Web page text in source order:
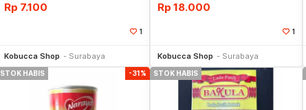
Rp 7.100
1
Kobucca Shop Surabaya
Rp 18.000
1
Kobucca Shop Surabaya
STOK HABIS -31% STOK HABIS